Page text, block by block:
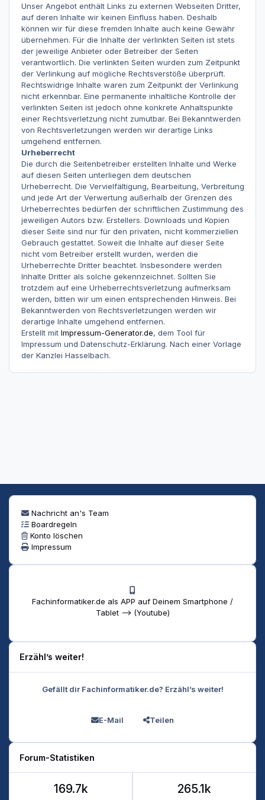
Unser Angebot enthält Links zu externen Webseiten Dritter,
auf deren Inhalte wir keinen Einfluss haben. Deshalb
können wir für diese fremden Inhalte auch keine Gewähr
übernehmen. Für die Inhalte der verlinkten Seiten ist stets
der jeweilige Anbieter oder Betreiber der Seiten
verantwortlich. Die verlinkten Seiten wurden zum Zeitpunkt
der Verlinkung auf mögliche Rechtsverstöße überprüft.
Rechtswidrige Inhalte waren zum Zeitpunkt der Verlinkung
nicht erkennbar. Eine permanente inhaltliche Kontrolle der
verlinkten Seiten ist jedoch ohne konkrete Anhaltspunkte
einer Rechtsverletzung nicht zumutbar. Bei Bekanntwerden
von Rechtsverletzungen werden wir derartige Links
umgehend entfernen.
Urheberrecht
Die durch die Seitenbetreiber erstellten Inhalte und Werke
auf diesen Seiten unterliegen dem deutschen
Urheberrecht. Die Vervielfältigung, Bearbeitung, Verbreitung
und jede Art der Verwertung außerhalb der Grenzen des
Urheberrechtes bedürfen der schriftlichen Zustimmung des
jeweiligen Autors bzw. Erstellers. Downloads und Kopien
dieser Seite sind nur für den privaten, nicht kommerziellen
Gebrauch gestattet. Soweit die Inhalte auf dieser Seite
nicht vom Betreiber erstellt wurden, werden die
Urheberrechte Dritter beachtet. Insbesondere werden
Inhalte Dritter als solche gekennzeichnet. Sollten Sie
trotzdem auf eine Urheberrechtsverletzung aufmerksam
werden, bitten wir um einen entsprechenden Hinweis. Bei
Bekanntwerden von Rechtsverletzungen werden wir
derartige Inhalte umgehend entfernen.
Erstellt mit Impressum-Generator.de, dem Tool für
Impressum und Datenschutz-Erklärung. Nach einer Vorlage
der Kanzlei Hasselbach.
Nachricht an's Team
Boardregeln
Konto löschen
Impressum
Fachinformatiker.de als APP auf Deinem Smartphone /
Tablet --> (Youtube)
Erzähl’s weiter!
Gefällt dir Fachinformatiker.de? Erzähl’s weiter!
E-Mail Teilen
Forum-Statistiken
169.7k 265.1k